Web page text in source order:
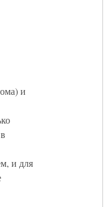
и
и для